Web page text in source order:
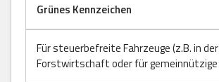
Grünes Kennzeichen
Für steuerbefreite Fahrzeuge (z.B. in
Forstwirtschaft oder für gemeinnützige